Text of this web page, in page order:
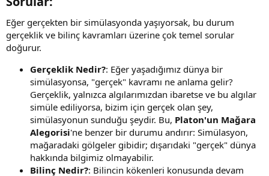
Eğer gerçekten bir simülasyonda yaşıyorsak, bu durum
gerçeklik ve bilinç kavramları üzerine çok temel sorular
doğurur.
Gerçeklik Nedir?: Eğer yaşadığımız dünya bir
simülasyonsa, "gerçek" kavramı ne anlama gelir?
Gerçeklik, yalnızca algılarımızdan ibaretse ve bu algılar
simüle ediliyorsa, bizim için gerçek olan şey,
simülasyonun sunduğu şeydir. Bu, Platon'un Mağara
Alegorisi'ne benzer bir durumu andırır: Simülasyon,
mağaradaki gölgeler gibidir; dışarıdaki "gerçek" dünya
hakkında bilgimiz olmayabilir.
Bilinç Nedir?: Bilincin kökenleri konusunda devam